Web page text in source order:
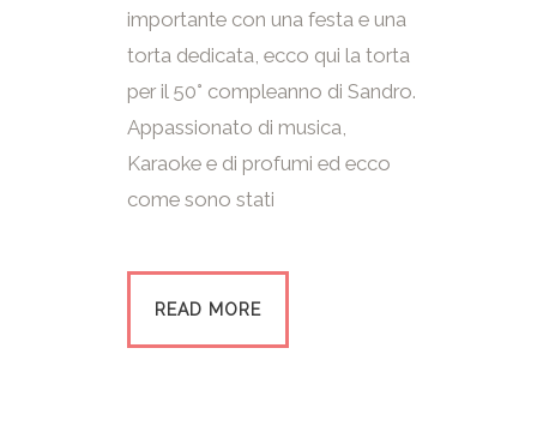
importante con una festa e una
torta dedicata, ecco qui la torta
per il 50° compleanno di Sandro.
Appassionato di musica,
Karaoke e di profumi ed ecco
come sono stati
READ MORE